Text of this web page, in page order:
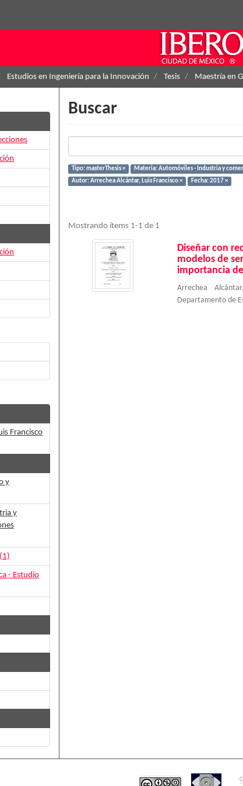
Estudios en Ingeniería para la Innovación Tesis Maestría en
Buscar
Tipo: masterThesis × Materia: Automóviles - Industria y
Autor: Arrechea Alcántar, Luis Francisco ×
Fecha: 2017 ×
Mostrando ítems 1-1 de 1
Diseñar con
modelos de
importancia
Arrechea
Departamento de
Francisco
y
y
- Estudio